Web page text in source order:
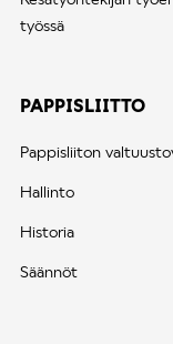
työssä
PAPPISLIITTO
Pappisliiton
Hallinto
Historia
Säännöt